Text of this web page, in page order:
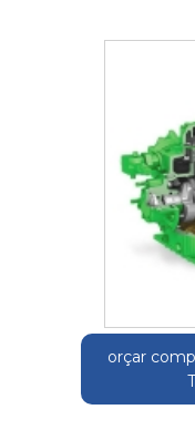
orçar